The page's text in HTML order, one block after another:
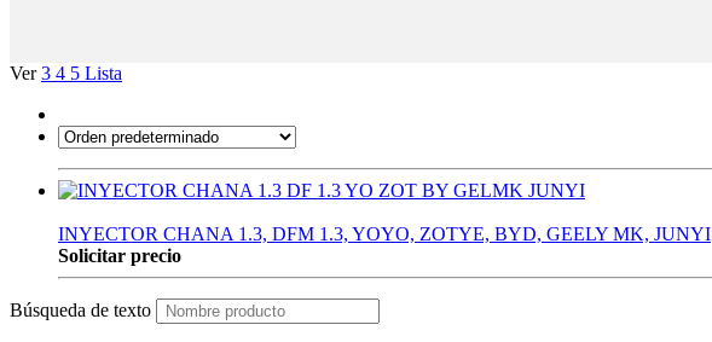
Ver3 4 5 Lista
INYECTOR CHANA 1.3, DFM 1.3, YOYO, ZOTYE, BYD, GEELY MK, JUNYI
Solicitar precio
Búsqueda de texto